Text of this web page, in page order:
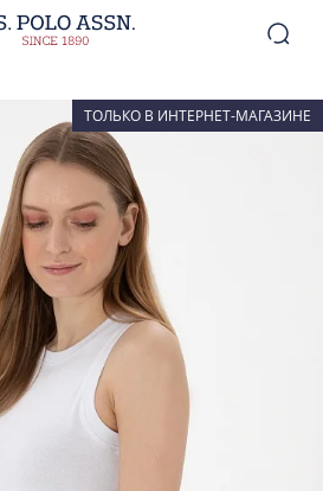
ТОЛЬКО В ИНТЕРНЕТ-МАГАЗИНЕ